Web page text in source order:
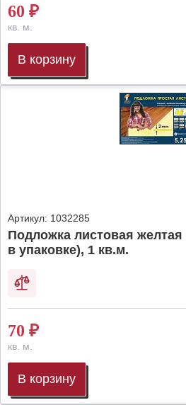
60 ₽
кв. м.
В корзину
Артикул: 1032285
Подложка листовая
в упаковке), 1 кв.м.
70 ₽
кв. м.
В корзину